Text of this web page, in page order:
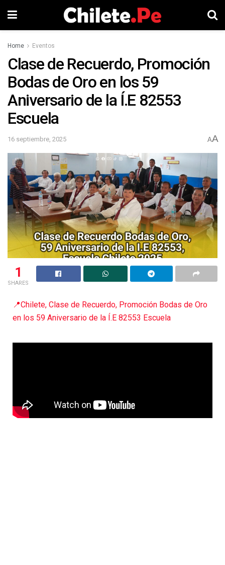
Home Eventos
Clase de Recuerdo, Promoción
Bodas de Oro en los 59
Aniversario de la Í.E 82553
Escuela
16 septiembre, 2025 AA
1
SHARES
📍Chilete, Clase de Recuerdo, Promoción Bodas de Oro
en los 59 Aniversario de la Í.E 82553 Escuela